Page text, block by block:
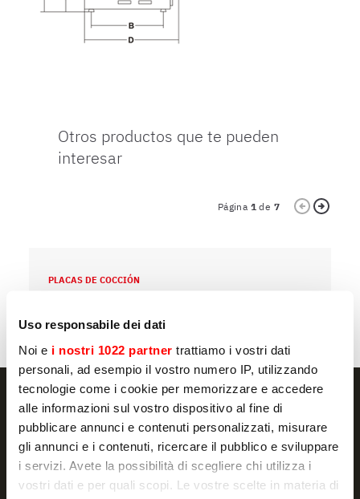
Uso responsabile dei dati
Noi e i nostri 1022 partner trattiamo i vostri dati
personali, ad esempio il vostro numero IP, utilizzando
tecnologie come i cookie per memorizzare e accedere
alle informazioni sul vostro dispositivo al fine di
pubblicare annunci e contenuti personalizzati, misurare
gli annunci e i contenuti, ricercare il pubblico e sviluppare
i servizi. Avete la possibilità di scegliere chi utilizza i
vostri dati e per quali scopi. Le vostre scelte in materia di
Otros productos que te pueden
interesar
Página 1 de 7
PLACAS DE COCCIÓN
NEWSLETTER
Promociones y novedades, directamente en